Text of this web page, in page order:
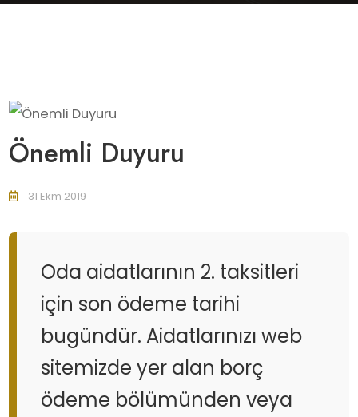
Önemli Duyuru
31 Ekm 2019
Oda aidatlarının 2. taksitleri
için son ödeme tarihi
bugündür. Aidatlarınızı web
sitemizde yer alan borç
ödeme bölümünden veya